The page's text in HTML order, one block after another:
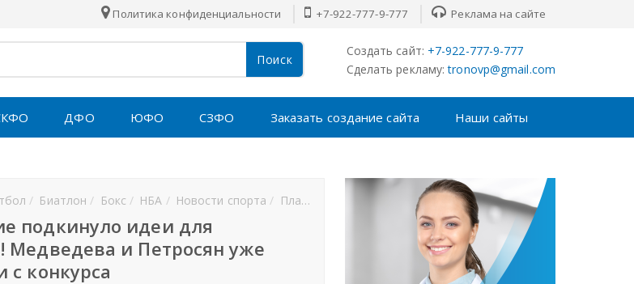
Политика конфиденциальности +7-922-777-9-777 Реклама на сайте
Поиск
Создать сайт: +7-922-777-9-777
Сделать рекламу: tronovp@gmail.com
ДФО ЮФО СЗФО Заказать создание сайта Наши сайты
Биатлон Бокс НБА Новости спорта Плавание Футбол Хоккей F1 MMA
подкинуло идеи для
Медведева и Петросян уже
с конкурса